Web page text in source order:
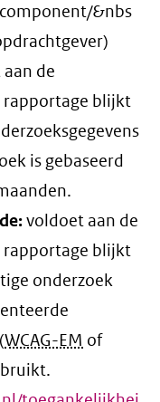
&nbs
de
rapportage blijkt
is gebaseerd
voldoet aan de
rapportage blijkt
onderzoek
WCAG-EM of